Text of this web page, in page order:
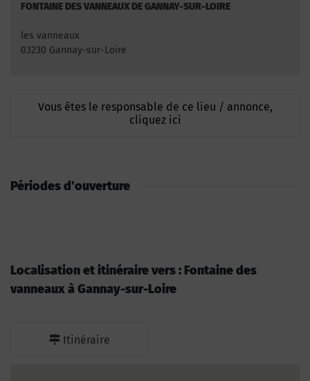
FONTAINE DES VANNEAUX DE GANNAY-SUR-LOIRE
les vanneaux
03230 Gannay-sur-Loire
Vous êtes le responsable de ce lieu / annonce,
cliquez ici
Périodes d'ouverture
Localisation et itinéraire vers : Fontaine des
vanneaux à Gannay-sur-Loire
Itinéraire